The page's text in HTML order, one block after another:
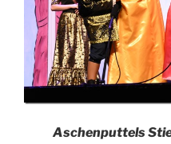
Aschenputtels